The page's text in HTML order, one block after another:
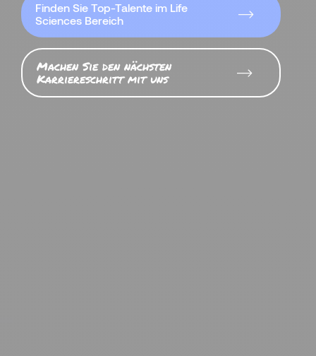
Finden Sie Top-Talente im Life
Sciences Bereich
Machen Sie den nächsten
Karriereschritt mit uns